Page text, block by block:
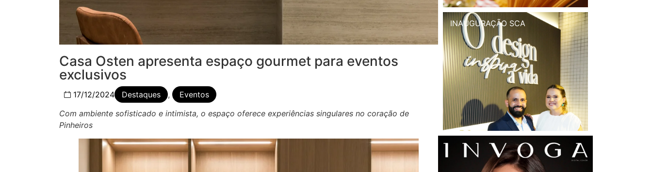
Casa Osten apresenta espaço gourmet para eventos
exclusivos
17/12/2024 Destaques ,
Eventos
Com ambiente sofisticado e intimista, o espaço oferece experiências singulares no coração de
Pinheiros
INAUGURAÇÃO SCA